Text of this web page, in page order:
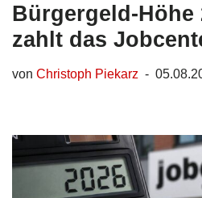
Bürgergeld-Höhe
zahlt das
von Christoph Piekarz